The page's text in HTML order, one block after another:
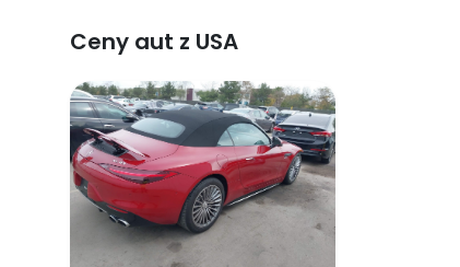
Ceny aut z USA